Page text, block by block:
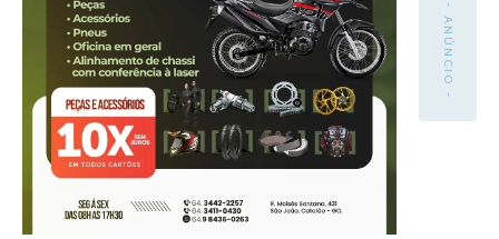
- ANÚNCIO -